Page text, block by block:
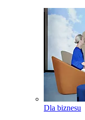
Dla biznesu